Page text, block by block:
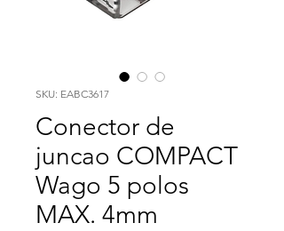
SKU: EABC3617
Conector de
juncao COMPACT
Wago 5 polos
MAX. 4mm